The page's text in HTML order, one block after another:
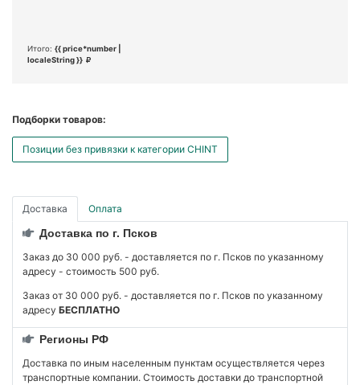
Итого: {{ price*number |
localeString }}
Подборки товаров:
Позиции без привязки к категории CHINT
Доставка Оплата
Доставка по г. Псков
Заказ до 30 000 руб. - доставляется по г. Псков по указанному
адресу - стоимость 500 руб.
Заказ от 30 000 руб. - доставляется по г. Псков по указанному
адресу БЕСПЛАТНО
Регионы РФ
Доставка по иным населенным пунктам осуществляется через
транспортные компании. Стоимость доставки до транспортной